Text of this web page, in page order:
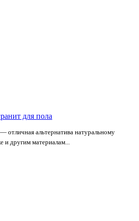
для пола
отличная альтернатива натуральному
и другим материалам...